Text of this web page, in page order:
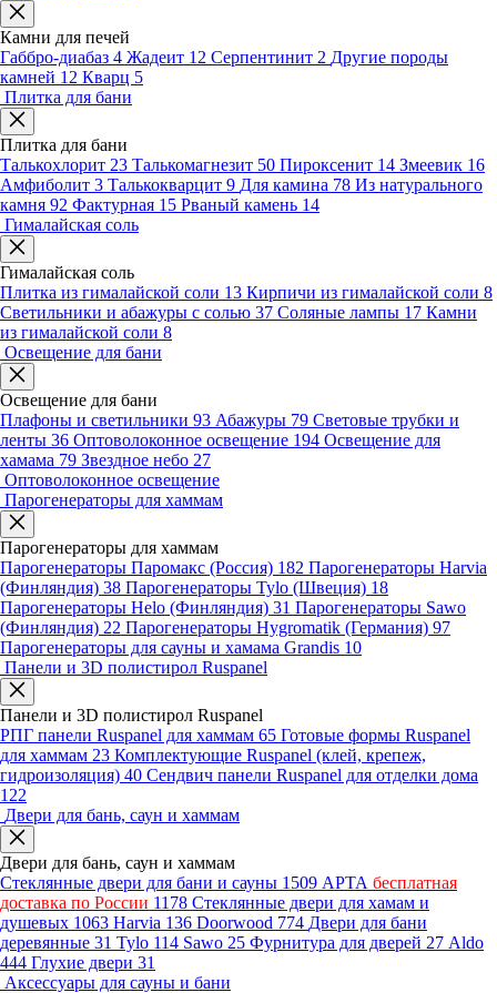
Камни для печей
Габбро-диабаз 4 Жадеит 12 Серпентинит 2 Другие породы
камней 12 Кварц 5
Плитка для бани
Плитка для бани
Талькохлорит 23 Талькомагнезит 50 Пироксенит 14 Змеевик 16
Амфиболит 3 Талькокварцит 9 Для камина 78 Из натурального
камня 92 Фактурная 15 Рваный камень 14
Гималайская соль
Гималайская соль
Плитка из гималайской соли 13 Кирпичи из гималайской соли 8
Светильники и абажуры с солью 37 Соляные лампы 17 Камни
из гималайской соли 8
Освещение для бани
Освещение для бани
Плафоны и светильники 93 Абажуры 79 Световые трубки и
ленты 36 Оптоволоконное освещение 194 Освещение для
хамама 79 Звездное небо 27
Оптоволоконное освещение
Парогенераторы для хаммам
Парогенераторы для хаммам
Парогенераторы Паромакс (Россия) 182 Парогенераторы Harvia
(Финляндия) 38 Парогенераторы Tylo (Швеция) 18
Парогенераторы Helo (Финляндия) 31 Парогенераторы Sawo
(Финляндия) 22 Парогенераторы Hygromatik (Германия) 97
Парогенераторы для сауны и хамама Grandis 10
Панели и 3D полистирол Ruspanel
Панели и 3D полистирол Ruspanel
РПГ панели Ruspanel для хаммам 65 Готовые формы Ruspanel
для хаммам 23 Комплектующие Ruspanel (клей, крепеж,
гидроизоляция) 40 Сендвич панели Ruspanel для отделки дома
122
Двери для бань, саун и хаммам
Двери для бань, саун и хаммам
Стеклянные двери для бани и сауны 1509 АРТА бесплатная
доставка по России 1178 Стеклянные двери для хамам и
душевых 1063 Harvia 136 Doorwood 774 Двери для бани
деревянные 31 Tylo 114 Sawo 25 Фурнитура для дверей 27 Aldo
444 Глухие двери 31
Аксессуары для сауны и бани